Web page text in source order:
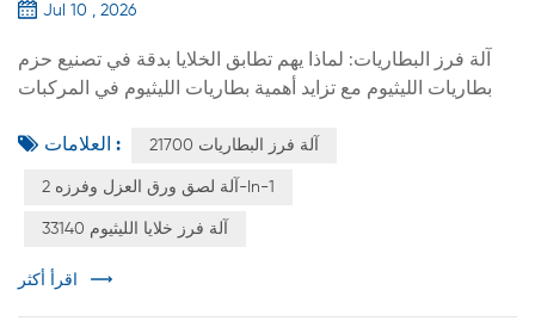
Jul 10 , 2026
آلة فرز البطاريات: لماذا يهم تطابق الخلايا بدقة في تصنيع حزم
بطاريات الليثيوم مع تزايد أهمية بطاريات الليثيوم في المركبات
والإلكترونيات الاستهلاكية، والطائرات المسيرة، تعتمد جودة حزمة
البطارية ليس فقط على جودة الخلايا، بل أيضًا على مدى تطابق
قليلًا في الجهد والمقاومة ا...
العلامات : آلة فرز البطاريات 21700
آلة لصق ورق العزل وفرزه 2-In-1
آلة فرز خلايا الليثيوم 33140
اقرأ أكثر